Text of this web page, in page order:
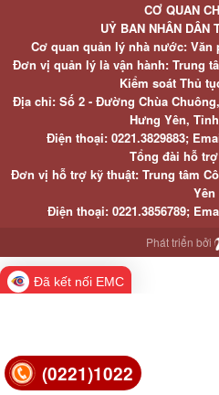
(0221)1022
CƠ QUAN
UỶ BAN NHÂN DÂN
Cơ quan quản lý nhà nước: Văn
Đơn vị quản lý là vận hành: Trung
Kiểm soát Thủ
Địa chỉ: Số 2 - Đường Chùa
Hưng Yên,
Điện thoại: 0221.3829883;
Tổng đài hỗ
Đơn vị hỗ trợ kỹ thuật: Trung tâm
Yên
Điện thoại: 0221.3856789;
Phát triển bởi
Đã kết nối EMC